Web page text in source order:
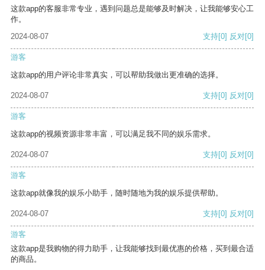
这款app的客服非常专业，遇到问题总是能够及时解决，让我能够安心工
作。
2024-08-07
支持[0] 反对[0]
游客
这款app的用户评论非常真实，可以帮助我做出更准确的选择。
2024-08-07 支持[0] 反对[0]
游客
这款app的视频资源非常丰富，可以满足我不同的娱乐需求。
2024-08-07 支持[0] 反对[0]
游客
这款app就像我的娱乐小助手，随时随地为我的娱乐提供帮助。
2024-08-07 支持[0] 反对[0]
游客
这款app是我购物的得力助手，让我能够找到最优惠的价格，买到最合适
的商品。